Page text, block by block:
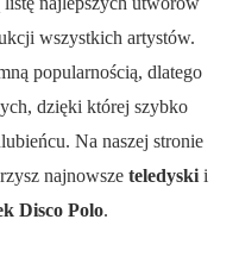
wszystkich artystów.
popularnością, dlatego
dzięki której szybko
Na naszej stronie
najnowsze teledyski i
Disco Polo.